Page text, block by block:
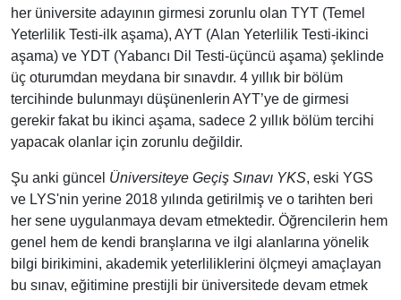
her üniversite adayının girmesi zorunlu olan TYT (Temel
Yeterlilik Testi-ilk aşama), AYT (Alan Yeterlilik Testi-ikinci
aşama) ve YDT (Yabancı Dil Testi-üçüncü aşama) şeklinde
üç oturumdan meydana bir sınavdır. 4 yıllık bir bölüm
tercihinde bulunmayı düşünenlerin AYT’ye de girmesi
gerekir fakat bu ikinci aşama, sadece 2 yıllık bölüm tercihi
yapacak olanlar için zorunlu değildir.
Şu anki güncel Üniversiteye Geçiş Sınavı YKS, eski YGS
ve LYS'nin yerine 2018 yılında getirilmiş ve o tarihten beri
her sene uygulanmaya devam etmektedir. Öğrencilerin hem
genel hem de kendi branşlarına ve ilgi alanlarına yönelik
bilgi birikimini, akademik yeterliliklerini ölçmeyi amaçlayan
bu sınav, eğitimine prestijli bir üniversitede devam etmek